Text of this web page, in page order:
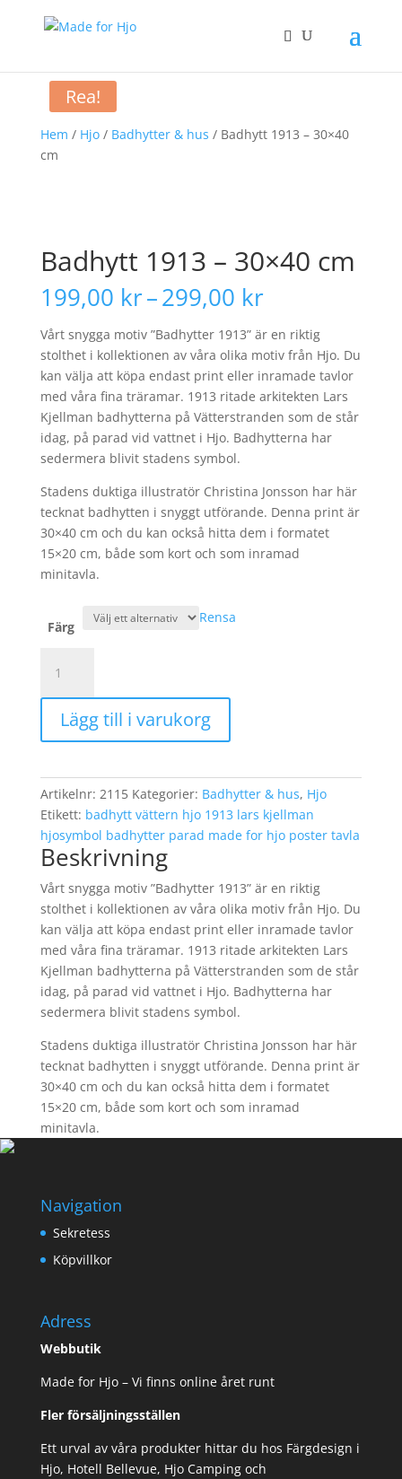
Hem / Hjo/ Badhytter & hus / Badhytt 1913 – 30×40
cm
Rea!
Badhytt 1913 – 30×40 cm
199,00 kr–299,00 krPrisintervall:
till
299,00 kr
Vårt snygga motiv ”Badhytter 1913” är en riktig
stolthet i kollektionen av våra olika motiv från Hjo. Du
kan välja att köpa endast print eller inramade tavlor
med våra fina träramar. 1913 ritade arkitekten Lars
Kjellman badhytterna på Vätterstranden som de står
idag, på parad vid vattnet i Hjo. Badhytterna har
sedermera blivit stadens symbol.
Stadens duktiga illustratör Christina Jonsson har här
tecknat badhytten i snyggt utförande. Denna print är
30×40 cm och du kan också hitta dem i formatet
15×20 cm, både som kort och som inramad
minitavla.
Färg
Rensa
1913
-
30x40
cm
Lägg till i varukorg
Artikelnr: 2115 Kategorier: Badhytter & hus, Hjo
Etikett: badhytt vättern hjo 1913 lars kjellman
hjosymbol badhytter parad made for hjo poster tavla
Beskrivning
Vårt snygga motiv ”Badhytter 1913” är en riktig
stolthet i kollektionen av våra olika motiv från Hjo. Du
kan välja att köpa endast print eller inramade tavlor
med våra fina träramar. 1913 ritade arkitekten Lars
Kjellman badhytterna på Vätterstranden som de står
idag, på parad vid vattnet i Hjo. Badhytterna har
sedermera blivit stadens symbol.
Stadens duktiga illustratör Christina Jonsson har här
tecknat badhytten i snyggt utförande. Denna print är
30×40 cm och du kan också hitta dem i formatet
15×20 cm, både som kort och som inramad
minitavla.
Navigation
Sekretess
Köpvillkor
Adress
Webbutik
Made for Hjo – Vi finns online året runt
Fler försäljningsställen
Ett urval av våra produkter hittar du hos Färgdesign i
Hjo, Hotell Bellevue, Hjo Camping och